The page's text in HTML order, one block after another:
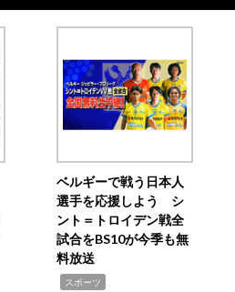
ベルギーで戦う日本人
選手を応援しよう シ
ント＝トロイデン戦全
試合をBS10が今季も無
料放送
スポーツ